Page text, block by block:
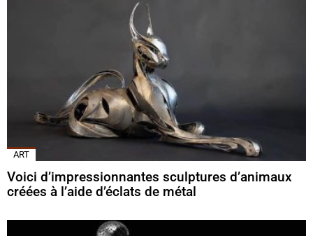
ART
Voici d’impressionnantes sculptures d’animaux
créées à l’aide d’éclats de métal